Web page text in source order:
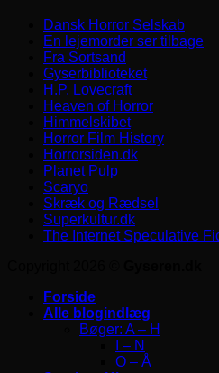
Dansk Horror Selskab
En lejemorder ser tilbage
Fra Sortsand
Gyserbiblioteket
H.P. Lovecraft
Heaven of Horror
Himmelskibet
Horror Film History
Horrorsiden.dk
Planet Pulp
Scaryo
Skræk og Rædsel
Superkultur.dk
The Internet Speculative
Forside
Alle blogindlæg
Bøger: A – H
I – N
O – Å